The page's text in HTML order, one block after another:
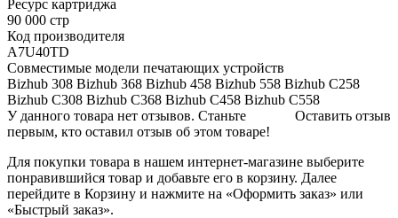
Ресурс картриджа
90 000 стр
Код производителя
A7U40TD
Совместимые модели печатающих устройств
Bizhub 308 Bizhub 368 Bizhub 458 Bizhub 558 Bizhub C258
Bizhub C308 Bizhub C368 Bizhub C458 Bizhub C558
Оставить отзыв
У данного товара нет отзывов. Станьте
первым, кто оставил отзыв об этом товаре!
Для покупки товара в нашем интернет-магазине выберите
понравившийся товар и добавьте его в корзину. Далее
перейдите в Корзину и нажмите на «Оформить заказ» или
«Быстрый заказ».